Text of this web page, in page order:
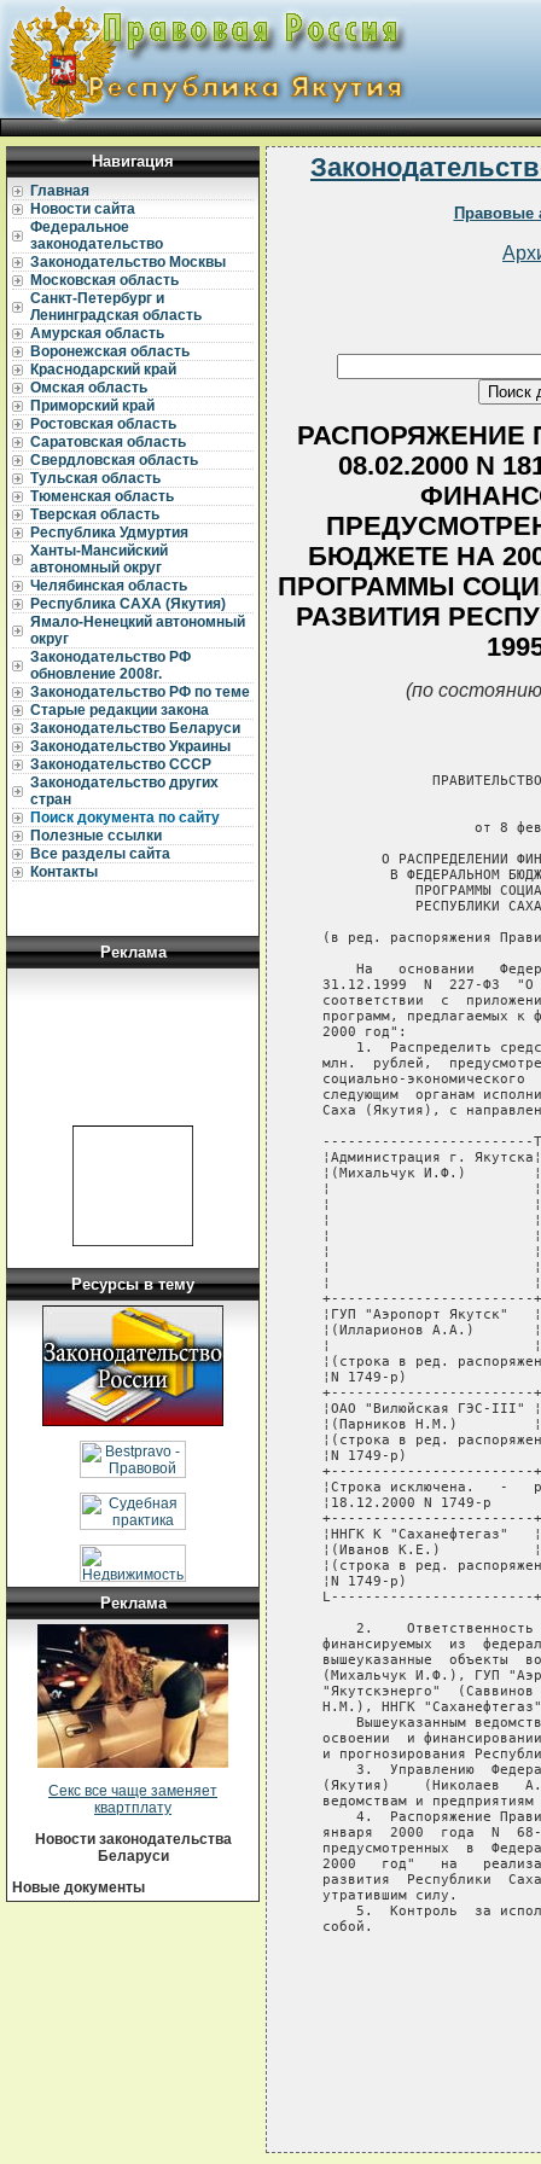
Навигация
Главная
Новости сайта
Федеральное
законодательство
Законодательство Москвы
Московская область
Санкт-Петербург и
Ленинградская область
Амурская область
Воронежская область
Краснодарский край
Омская область
Приморский край
Ростовская область
Саратовская область
Свердловская область
Тульская область
Тюменская область
Тверская область
Республика Удмуртия
Ханты-Мансийский
автономный округ
Челябинская область
Республика САХА (Якутия)
Ямало-Ненецкий автономный
округ
Законодательство РФ
обновление 2008г.
Законодательство РФ по теме
Старые редакции закона
Законодательство Беларуси
Законодательство Украины
Законодательство СССР
Законодательство других
стран
Поиск документа по сайту
Полезные ссылки
Все разделы сайта
Контакты
Реклама
Ресурсы в тему
Реклама
Секс все чаще заменяет
квартплату
Новости законодательства
Беларуси
Новые документы
Правовые
РАСПОРЯЖЕНИЕ
08.02.2000 N
БЮДЖЕТЕ НА
ПРОГРАММЫ
РАЗВИТИЯ
(по
от 8
О РАСПРЕДЕЛЕНИИ
В ФЕДЕРАЛЬНОМ
ПРОГРАММЫ
РЕСПУБЛИКИ
(в ред. распоряжения
На   основании
31.12.1999  N  227-ФЗ
соответствии  с
программ, предлагаемых к
   2000 год":
1.  Распределить
млн.  рублей,
социально-экономического
следующим  органам
Саха (Якутия), с
¦Администрация г.
¦(Михальчук И.Ф.)
¦
¦
¦
¦
¦
¦
¦
¦ГУП "Аэропорт Якутск"
¦(Илларионов А.А.)
¦
¦(строка в ред.
¦N 1749-р)
¦ОАО "Вилюйская ГЭС-III"
¦(Парников Н.М.)
¦(строка в ред.
¦N 1749-р)
¦Строка исключена.   -
¦18.12.2000 N 1749-р
¦ННГК К "Саханефтегаз"
¦(Иванов К.Е.)
¦(строка в ред.
¦N 1749-р)
2.
финансируемых  из
вышеуказанные  объекты
(Михальчук И.Ф.), ГУП
"Якутскэнерго"
Н.М.), ННГК
Вышеуказанным
освоении  и
и прогнозирования
3.  Управлению
(Якутия)    (Николаев
ведомствам и
4.  Распоряжение
января  2000  года  N
предусмотренных  в
2000   год"   на
развития  Республики
   утратившим силу.
5.  Контроль  за
   собой.